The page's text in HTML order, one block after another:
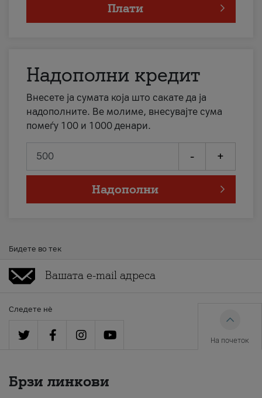
Плати
Надополни кредит
Внесете ја сумата која што сакате да ја
надополните. Ве молиме, внесувајте сума
помеѓу 100 и 1000 денари.
- +
Надополни
Бидете во тек
Следете нè
На почеток
Брзи линкови